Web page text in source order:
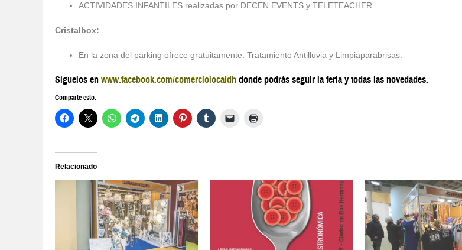
ACTIVIDADES INFANTILES realizadas por DECEN EVENTS y TELETEACHER
Cristalbox:
En la zona del parking ofrece gratuitamente: Tratamiento Antilluvia y Limpiaparabrisas.
Síguelos enwww.facebook.com/comerciolocaldhdonde podrás seguir la feria y todas las novedades.
Comparte esto:
Relacionado